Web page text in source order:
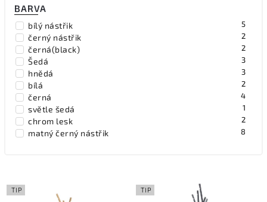
BARVA
bílý nástřik 5
černý nástřik 2
černá(black) 2
Šedá 3
hnědá 3
bílá 2
černá 4
světle šedá 1
chrom lesk 2
matný černý nástřik 8
matný bílý nástřik
TIP TIP